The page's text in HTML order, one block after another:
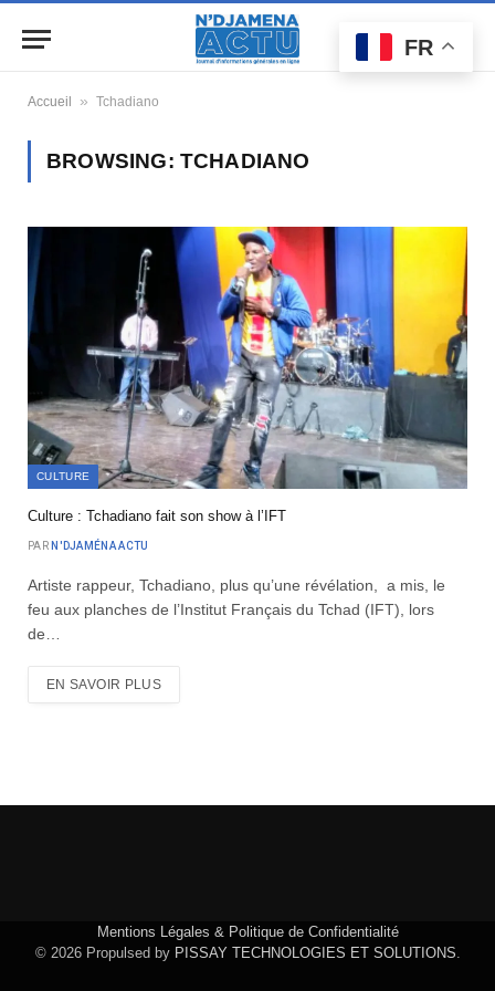
Accueil » Tchadiano
BROWSING: TCHADIANO
CULTURE
Culture : Tchadiano fait son show à l’IFT
PAR N'DJAMÉNA ACTU
Artiste rappeur, Tchadiano, plus qu’une révélation, a mis, le
feu aux planches de l’Institut Français du Tchad (IFT), lors
de…
EN SAVOIR PLUS
Mentions Légales & Politique de Confidentialité
© 2026 Propulsed by PISSAY TECHNOLOGIES ET SOLUTIONS
FR